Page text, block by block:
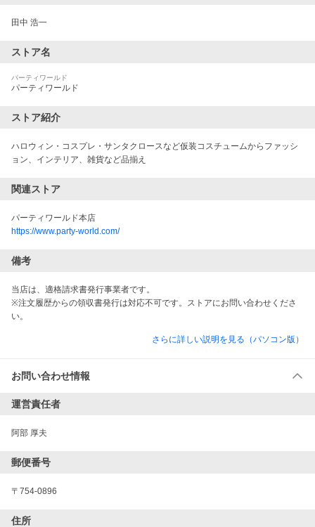
田中 浩一
ストア名
パーティワールド
パーティワールド
ストア紹介
ハロウィン・コスプレ・サンタクロースなど仮装コスチュームからファッシ
ョン、インテリア、雑貨など品揃え
関連ストア
パーティワールド本店
https://www.party-world.com/
備考
当店は、適格請求書発行事業者です。
※注文履歴からの領収書発行は対応不可です。ストアにお問い合わせくださ
い。
さらに詳しい説明を見る（パソコン版）
お問い合わせ情報
運営責任者
阿部 厚夫
郵便番号
〒754-0896
住所